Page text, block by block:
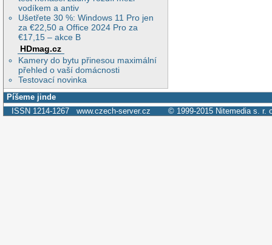
vodíkem a antiv
Ušetřete 30 %: Windows 11 Pro jen
za €22,50 a Office 2024 Pro za
€17,15 – akce B
HDmag.cz
Kamery do bytu přinesou maximální
přehled o vaší domácnosti
Testovací novinka
Píšeme jinde
ISSN 1214-1267 www.czech-server.cz © 1999-2015 Nitemedia s. r.